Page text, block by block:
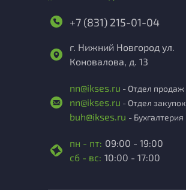
+7 (831) 215-01-04
г. Нижний Новгород ул.
Коновалова, д. 13
nn@ikses.ru - Отдел продаж
nn@ikses.ru - Отдел закупок
buh@ikses.ru - Бухгалтерия
пн - пт: 09:00 - 19:00
сб - вс: 10:00 - 17:00